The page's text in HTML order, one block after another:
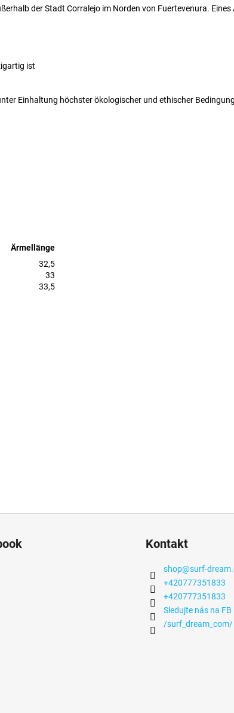
der Stadt Corralejo im Norden von Fuertevenura.
ist
Einhaltung höchster ökologischer und ethischer
Ärmellänge
32,5
33
33,5
Kontakt
shop@surf-
+420777351833
+420777351833
Sledujte nás na FB
/surf_dream_com/